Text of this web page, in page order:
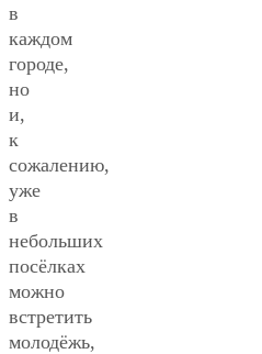
в
каждом
городе,
но
и,
к
сожалению,
уже
в
небольших
посёлках
можно
встретить
молодёжь,